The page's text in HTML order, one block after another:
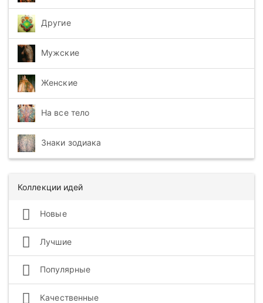
Другие
Мужские
Женские
На все тело
Знаки зодиака
Коллекции идей
Новые
Лучшие
Популярные
Качественные